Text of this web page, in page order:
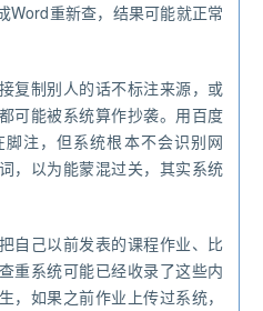
Word重新查，结果可能就正常
复制别人的话不标注来源，或
可能被系统算作抄袭。用百度
注，但系统根本不会识别网
，以为能蒙混过关，其实系统
自己以前发表的课程作业、比
重系统可能已经收录了这些内
，如果之前作业上传过系统，